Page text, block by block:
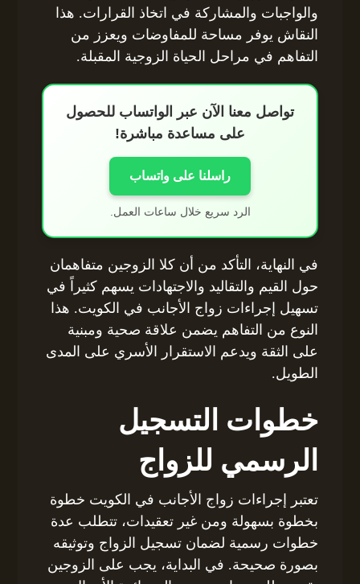
والواجبات والمشاركة في اتخاذ القرارات. هذا
النقاش يوفر مساحة للمفاوضات ويعزز من
التفاهم في مراحل الحياة الزوجية المقبلة.
تواصل معنا الآن عبر الواتساب للحصول
على مساعدة مباشرة!
راسلنا على واتساب
الرد سريع خلال ساعات العمل.
في النهاية، التأكد من أن كلا الزوجين متفاهمان
حول القيم والتقاليد والاجتهادات يسهم كثيراً في
تسهيل إجراءات زواج الأجانب في الكويت. هذا
النوع من التفاهم يضمن علاقة صحية ومبنية
على الثقة ويدعم الاستقرار الأسري على المدى
الطويل.
خطوات التسجيل
الرسمي للزواج
تعتبر إجراءات زواج الأجانب في الكويت خطوة
بخطوة بسهولة ومن غير تعقيدات، تتطلب عدة
خطوات رسمية لضمان تسجيل الزواج وتوثيقه
بصورة صحيحة. في البداية، يجب على الزوجين